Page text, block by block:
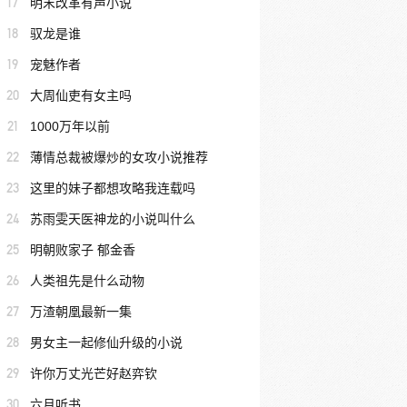
18 驭龙是谁
19 宠魅作者
20 大周仙吏有女主吗
21 1000万年以前
22 薄情总裁被爆炒的女攻小说推荐
23 这里的妹子都想攻略我连载吗
24 苏雨雯天医神龙的小说叫什么
25 明朝败家子 郁金香
26 人类祖先是什么动物
27 万渣朝凰最新一集
28 男女主一起修仙升级的小说
29 许你万丈光芒好赵弈钦